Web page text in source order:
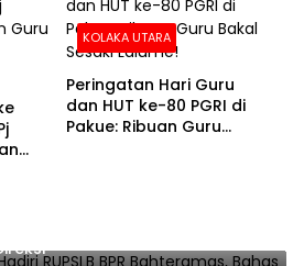
KOLAKA UTARA
Peringatan Hari Guru
dan HUT ke-80 PGRI di
Pakue: Ribuan Guru
RUPSLB BPR Bahteramas,